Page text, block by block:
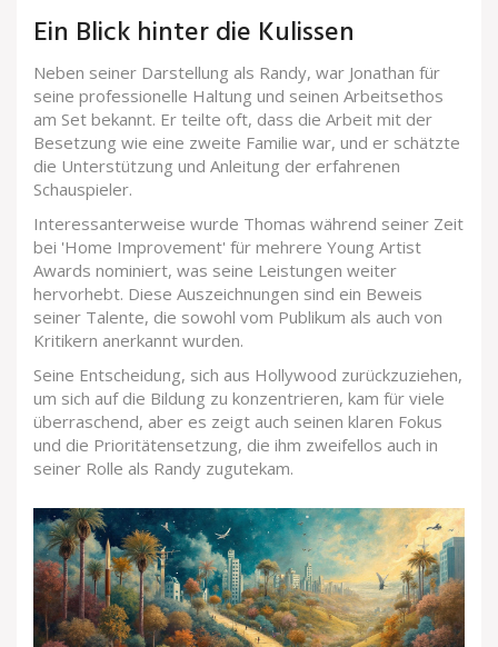
Ein Blick hinter die Kulissen
Neben seiner Darstellung als Randy, war Jonathan für
seine professionelle Haltung und seinen Arbeitsethos
am Set bekannt. Er teilte oft, dass die Arbeit mit der
Besetzung wie eine zweite Familie war, und er schätzte
die Unterstützung und Anleitung der erfahrenen
Schauspieler.
Interessanterweise wurde Thomas während seiner Zeit
bei 'Home Improvement' für mehrere Young Artist
Awards nominiert, was seine Leistungen weiter
hervorhebt. Diese Auszeichnungen sind ein Beweis
seiner Talente, die sowohl vom Publikum als auch von
Kritikern anerkannt wurden.
Seine Entscheidung, sich aus Hollywood zurückzuziehen,
um sich auf die Bildung zu konzentrieren, kam für viele
überraschend, aber es zeigt auch seinen klaren Fokus
und die Prioritätensetzung, die ihm zweifellos auch in
seiner Rolle als Randy zugutekam.